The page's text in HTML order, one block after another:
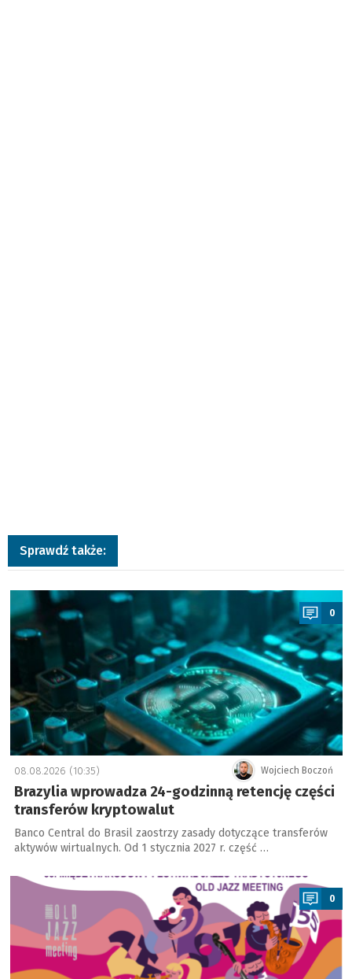
Sprawdź także:
a
0
Wojciech Boczoń
08.08.2026 (10:35)
Brazylia wprowadza 24-godzinną retencję części
transferów kryptowalut
Banco Central do Brasil zaostrzy zasady dotyczące transferów
aktywów wirtualnych. Od 1 stycznia 2027 r. część …
a
0